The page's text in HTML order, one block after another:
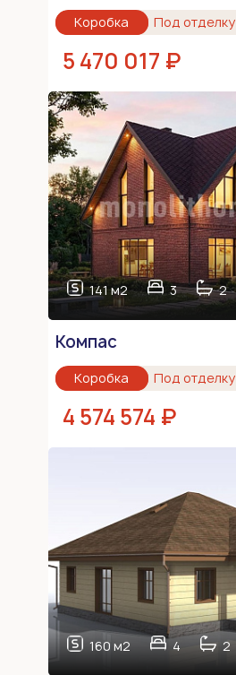
Коробка Под отделку
5 470 017 ₽
141 м2 3 2
Компас
Коробка Под отделку
4 574 574 ₽
160 м2 4 2